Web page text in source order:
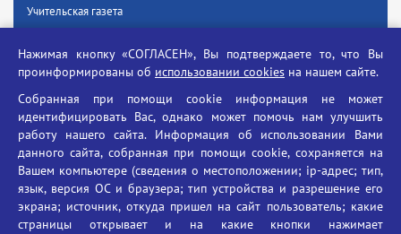
Учительская газета
Единый портал государственных услуг
Противодействие угрозам информационной безопасности
Социальные ролики - Генеральная прокуратура РФ
Противодействие коррупции
БГУ против наркотиков
Брянский государственный университет
имени академика И.Г. Петровского
Нажимая кнопку «СОГЛАСЕН», Вы подтверждаете то, что Вы
проинформированы об использовании cookies на нашем сайте.
Собранная при помощи cookie информация не может
идентифицировать Вас, однако может помочь нам улучшить
работу нашего сайта. Информация об использовании Вами
данного сайта, собранная при помощи cookie, сохраняется на
Вашем компьютере (сведения о местоположении; ip-адрес; тип,
язык, версия ОС и браузера; тип устройства и разрешение его
экрана; источник, откуда пришел на сайт пользователь; какие
страницы открывает и на какие кнопки нажимает